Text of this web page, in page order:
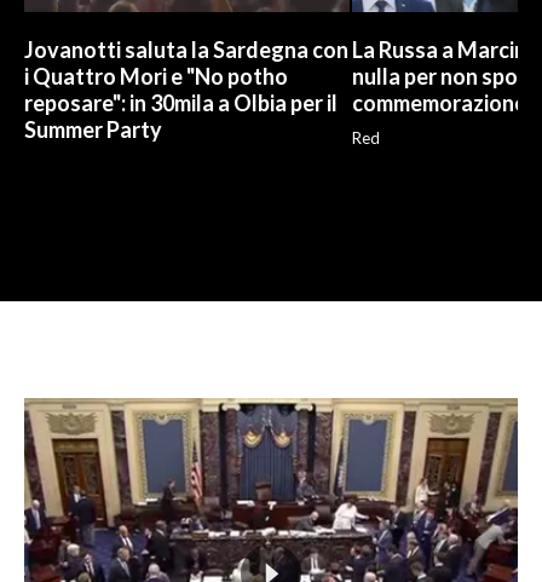
Jovanotti saluta la Sardegna con
i Quattro Mori e "No potho
reposare": in 30mila a Olbia per il
Summer Party
La Russa a
nulla per non
commemorazione
Red